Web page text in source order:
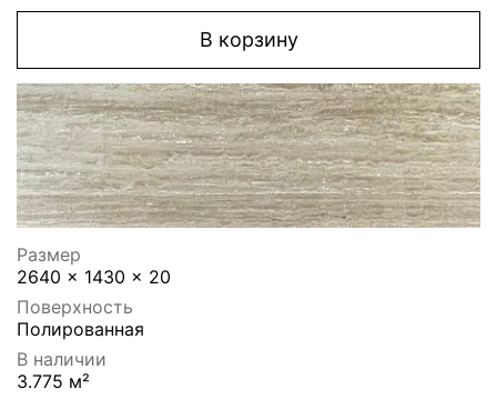
В корзину
Размер
2640 x 1430 x 20
Поверхность
Полированная
В наличии
3.775 м²